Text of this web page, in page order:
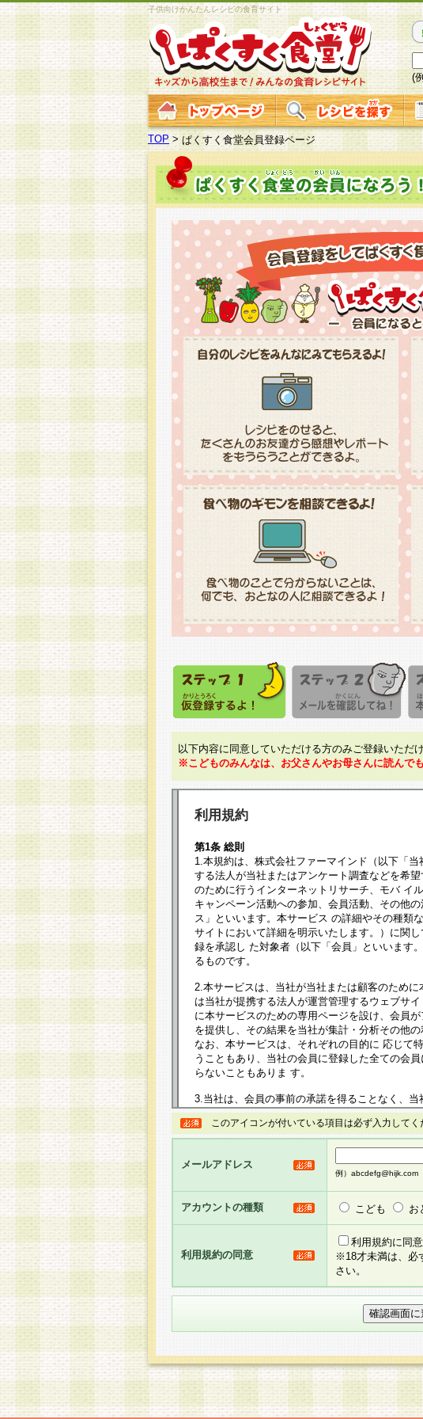
子供向けかんたんレシピの食育サイト
(
TOP >ぱくすく食堂会員登録ページ
以下内容に同意していただける方のみご登録いただけ
※こどものみんなは、お父さんやお母さんに読んで
利用規約
第1条 総則
1.本規約は、株式会社ファーマインド（以下「
する法人が当社またはアンケート調査などを希
のために行うインターネットリサーチ、モバ イ
キャンペーン活動への参加、会員活動、その他
ス」といいます。本サービス の詳細やその種類
サイトにおいて詳細を明示いたします。）に関
録を承認し た対象者（以下「会員」といいます
るものです。
2.本サービスは、当社が当社または顧客のため
は当社が提携する法人が運営管理するウェブサ
に本サービスのための専用ページを設け、会員
を提供し、その結果を当社が集計・分析その他
なお、本サービスは、それぞれの目的に 応じて
うこともあり、当社の会員に登録した全ての会
らないこともありま す。
3.当社は、会員の事前の承諾を得ることなく、
規約を任意に制定、変更または修正することが
は、本規約においては本サイトに掲示したとき
して告知の案内を配信または本サイトに掲示し
るものとします。
5.当社がお聞きする個人情報は、すべて会員登
のと考えております。従って、会員登録希望者
合には、当社はその個人情報をお預かりいたし
社の取扱商品やサービス等をご利用いただけな
い。
6.当社は、お客様から当社が保有している個人
められた場合には、ご本人様であることが当社
せ先となります。
第2条 会員の資格
1.会員とは、本規約等を承諾のうえ、当社所定
このアイコンが付いている項目は必ず入力してく
メールアドレス
例）abcdefg@hijk.com
アカウントの種類 こども お
利用規約の同意
利用規約に同
※18才未満は、必
さい。